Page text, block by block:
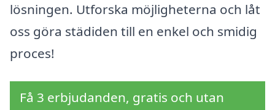
lösningen. Utforska möjligheterna och låt
oss göra städiden till en enkel och smidig
proces!
Få 3 erbjudanden, gratis och utan